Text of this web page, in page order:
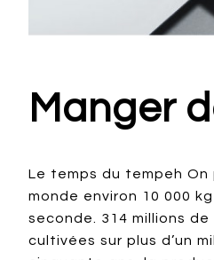
Manger
Le temps du tempeh On
monde environ 10 000
seconde. 314 millions de
cultivées sur plus d’un